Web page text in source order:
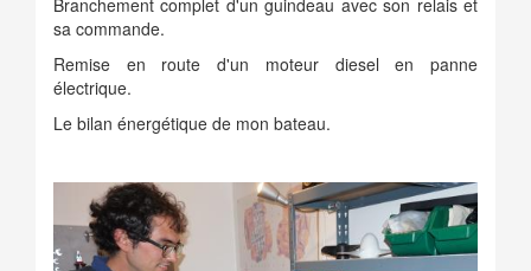
sa commande.
Remise en route d'un moteur diesel en panne
électrique.
Le bilan énergétique de mon bateau.